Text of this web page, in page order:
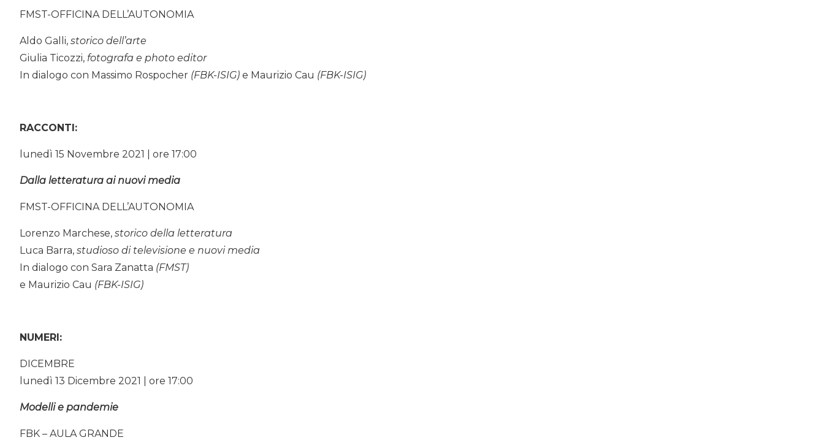
FMST-OFFICINA DELL’AUTONOMIA
Aldo Galli, storico dell’arte
Giulia Ticozzi, fotografa e photo editor
In dialogo con Massimo Rospocher (FBK-ISIG) e Maurizio Cau (FBK-ISIG)
RACCONTI:
lunedì 15 Novembre 2021 | ore 17:00
Dalla letteratura ai nuovi media
FMST-OFFICINA DELL’AUTONOMIA
Lorenzo Marchese, storico della letteratura
Luca Barra, studioso di televisione e nuovi media
In dialogo con Sara Zanatta (FMST)
e Maurizio Cau (FBK-ISIG)
NUMERI:
DICEMBRE
lunedì 13 Dicembre 2021 | ore 17:00
Modelli e pandemie
FBK – AULA GRANDE